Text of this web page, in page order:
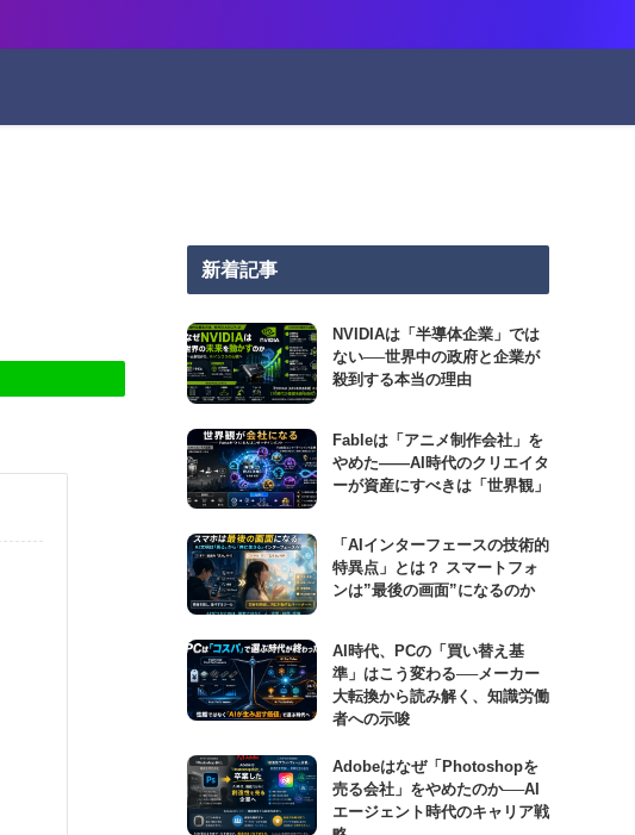
新着記事
NVIDIAは「半導体企業」では
ない──世界中の政府と企業が
殺到する本当の理由
Fableは「アニメ制作会社」を
やめた――AI時代のクリエイタ
ーが資産にすべきは「世界観」
「AIインターフェースの技術的
特異点」とは？ スマートフォ
ンは”最後の画面”になるのか
AI時代、PCの「買い替え基
準」はこう変わる──メーカー
大転換から読み解く、知識労働
者への示唆
Adobeはなぜ「Photoshopを
売る会社」をやめたのか──AI
エージェント時代のキャリア戦